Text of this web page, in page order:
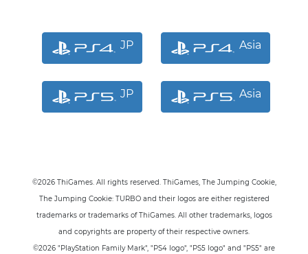
JP
JP
Asia
Asia
©2026 ThiGames. All rights reserved. ThiGames, The Jumping Cookie,
The Jumping Cookie: TURBOand their logos are either registered
trademarks or trademarks of ThiGames. All other trademarks, logos
and copyrights are property of their respective owners.
©2026 "PlayStation Family Mark", "PS4 logo", "PS5 logo" and "PS5" are